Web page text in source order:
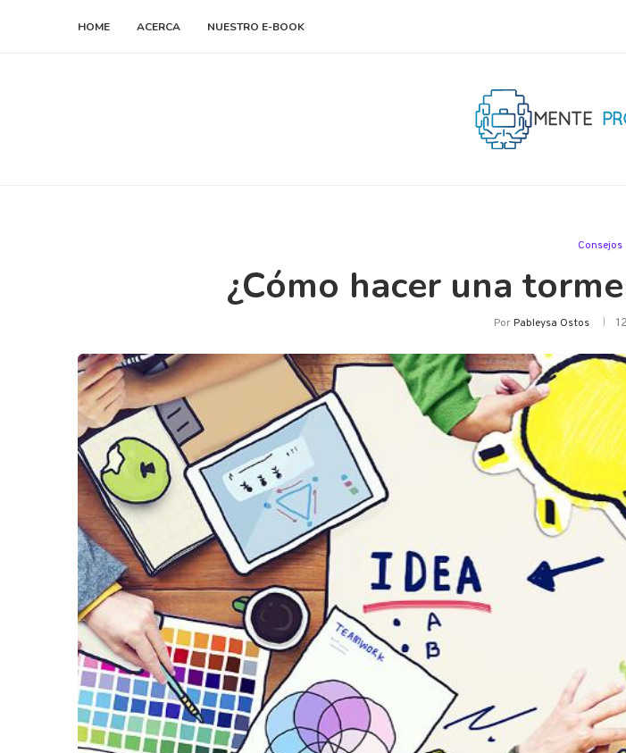
HOME ACERCA NUESTRO E-BOOK
Consejos
¿Cómo hacer una
PorPableysa Ostos